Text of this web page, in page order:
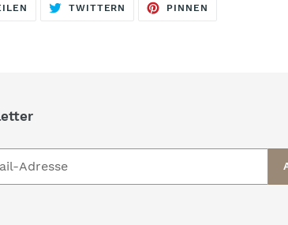
FACEBOOK
TWITTERN
TWITTER
PINNEN